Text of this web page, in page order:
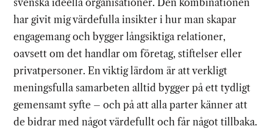
har givit mig värdefulla insikter i hur man skapar
engagemang och bygger långsiktiga relationer,
oavsett om det handlar om företag, stiftelser eller
privatpersoner. En viktig lärdom är att verkligt
meningsfulla samarbeten alltid bygger på ett tydligt
gemensamt syfte – och på att alla parter känner att
de bidrar med något värdefullt och får något tillbaka.